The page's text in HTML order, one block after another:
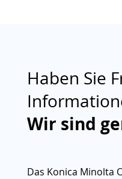
Haben Sie
Wir sind
Das Konica Minolta